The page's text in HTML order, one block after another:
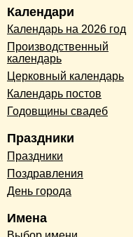
Календари
Календарь на 2026 год
Производственный
календарь
Церковный календарь
Календарь постов
Годовщины свадеб
Праздники
Праздники
Поздравления
День города
Имена